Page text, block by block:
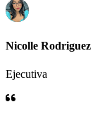
Nicolle Rodriguez
Ejecutiva